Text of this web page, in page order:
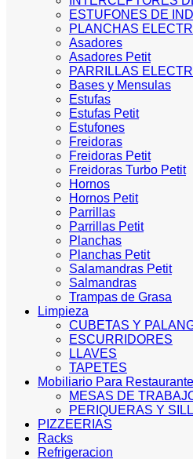
ESTUFONES DE
PLANCHAS
Asadores
Asadores Petit
PARRILLAS
Bases y Mensulas
Estufas
Estufas Petit
Estufones
Freidoras
Freidoras Petit
Freidoras Turbo Petit
Hornos
Hornos Petit
Parrillas
Parrillas Petit
Planchas
Planchas Petit
Salamandras Petit
Salmandras
Trampas de Grasa
Limpieza
CUBETAS Y
ESCURRIDORES
LLAVES
TAPETES
Mobiliario Para
MESAS DE
PERIQUERAS Y
PIZZEERIAS
Racks
Refrigeracion